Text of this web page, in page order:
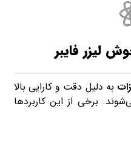
لیزر فایبر
به دلیل دقت و کارایی بالا
برخی از این کاربردها